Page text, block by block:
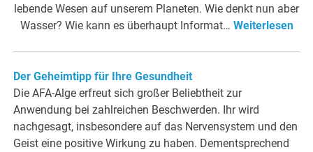
lebende Wesen auf unserem Planeten. Wie denkt nun aber
Wasser? Wie kann es überhaupt Informat… Weiterlesen
Der Geheimtipp für Ihre Gesundheit
Die AFA-Alge erfreut sich großer Beliebtheit zur
Anwendung bei zahlreichen Beschwerden. Ihr wird
nachgesagt, insbesondere auf das Nervensystem und den
Geist eine positive Wirkung zu haben. Dementsprechend